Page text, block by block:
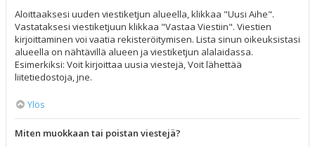
Aloittaaksesi uuden viestiketjun alueella, klikkaa "Uusi Aihe".
Vastataksesi viestiketjuun klikkaa "Vastaa Viestiin". Viestien
kirjoittaminen voi vaatia rekisteröitymisen. Lista sinun oikeuksistasi
alueella on nähtävillä alueen ja viestiketjun alalaidassa.
Esimerkiksi: Voit kirjoittaa uusia viestejä, Voit lähettää
liitetiedostoja, jne.
Ylös
Miten muokkaan tai poistan viestejä?